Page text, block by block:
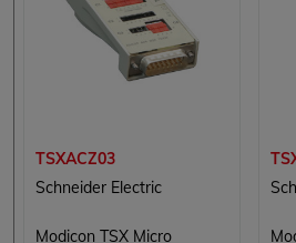
TSXACZ03
Schneider Electric
Modicon TSX Micro